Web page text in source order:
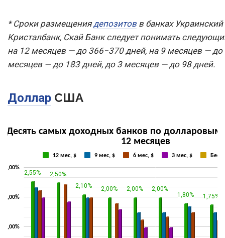
* Сроки размещениядепозитовв банках Украинский
Кристалбанк, Скай Банк следует понимать
на 12 месяцев — до 366−370 дней, на 9 месяцев — до
месяцев — до 183 дней, до 3 месяцев — до 98 дней.
Доллар США